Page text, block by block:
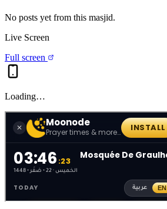
No posts yet from this masjid.
Live Screen
Full screen
Loading…